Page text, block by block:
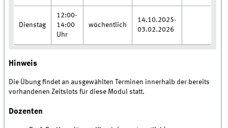
Dienstag
12:00-
14:00
Uhr
wöchentlich
14.10.2025-
03.02.2026
Hinweis
Die Übung findet an ausgewählten Terminen innerhalb der bereits
vorhandenen Zeitslots für diese Modul statt.
Dozenten